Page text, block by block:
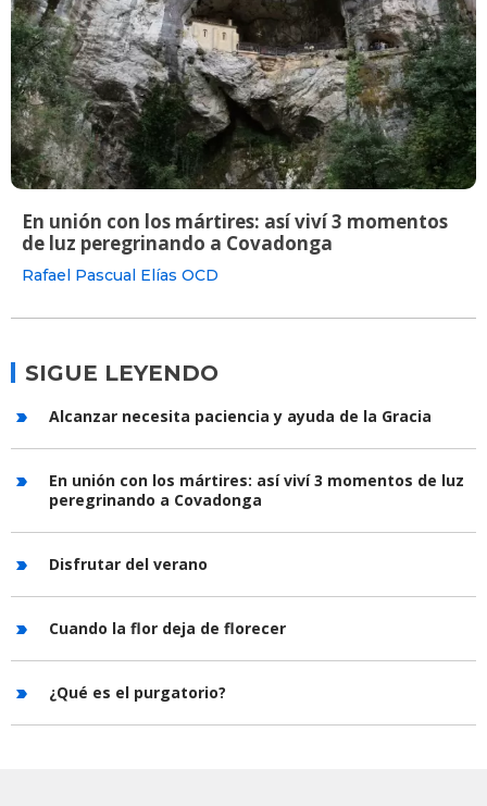
En unión con los mártires: así viví 3 momentos
de luz peregrinando a Covadonga
Rafael Pascual Elías OCD
SIGUE LEYENDO
Alcanzar necesita paciencia y ayuda de la Gracia
En unión con los mártires: así viví 3 momentos de luz
peregrinando a Covadonga
Disfrutar del verano
Cuando la flor deja de florecer
¿Qué es el purgatorio?